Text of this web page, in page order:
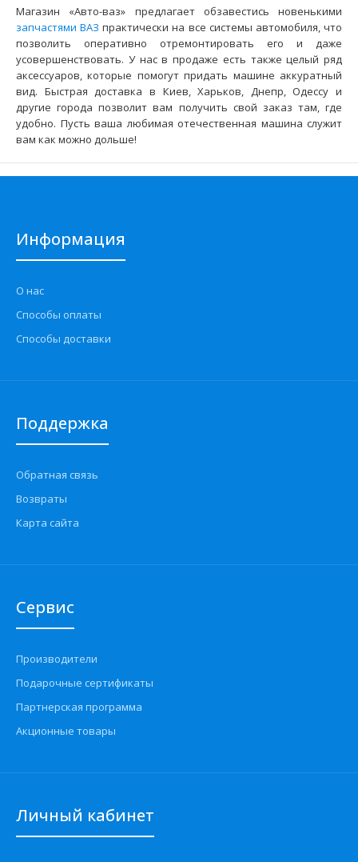
ШРУС наружный ВАЗ-2190 Trialli (под ABS) АКПП
1150 грн.
Применение на автомобилях семейства ВАЗ-2190 "Lada
Granta" и их модификаций укомплектованных автомат..
ШРУС наружный ЗАЗ-Таврия-Sens AURORA
Магазин «Авто-ваз» предлагает обзавестись новенькими
запчастями ВАЗ практически на все системы автомобиля, что
позволить оперативно отремонтировать его и даже
усовершенствовать. У нас в продаже есть также целый ряд
аксессуаров, которые помогут придать машине аккуратный
вид. Быстрая доставка в Киев, Харьков, Днепр, Одессу и
другие города позволит вам получить свой заказ там, где
удобно. Пусть ваша любимая отечественная машина служит
вам как можно дольше!
Информация
О нас
Способы оплаты
Способы доставки
Поддержка
Обратная связь
Возвраты
Карта сайта
Сервис
Производители
Подарочные сертификаты
Партнерская программа
Акционные товары
Личный кабинет